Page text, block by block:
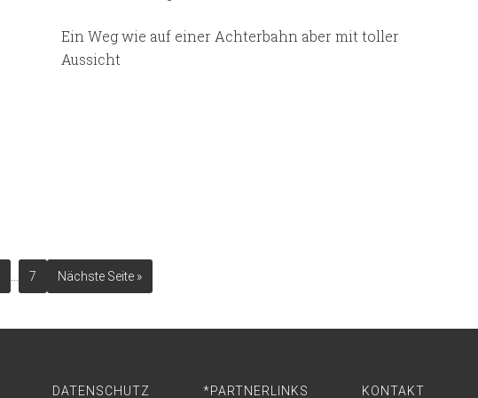
Ein Weg wie auf einer Achterbahn aber mit toller
Aussicht
7 Nächste Seite »
DATENSCHUTZ *PARTNERLINKS KONTAKT